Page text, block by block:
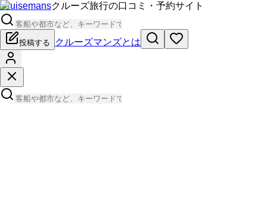
Cruisemansクルーズ旅行の口コミ・予約サイト
投稿する クルーズマンズとは